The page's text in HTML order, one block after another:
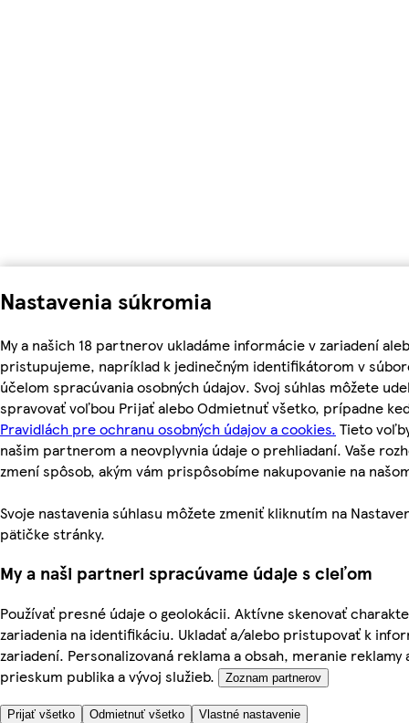
Nastavenia súkromia
My a našich 18 partnerov ukladáme informácie v zariadení
pristupujeme, napríklad k jedinečným identifikátorom v
účelom spracúvania osobných údajov. Svoj súhlas môžete
spravovať voľbou Prijať alebo Odmietnuť všetko, prípadne
Pravidlách pre ochranu osobných údajov a cookies. Tieto
našim partnerom a neovplyvnia údaje o prehliadaní. Vaše
zmení spôsob, akým vám prispôsobíme nakupovanie na
Svoje nastavenia súhlasu môžete zmeniť kliknutím na
pätičke stránky.
My a naši partneri spracúvame údaje s cieľom
Používať presné údaje o geolokácii. Aktívne skenovať
zariadenia na identifikáciu. Ukladať a/alebo pristupovať k
zariadení. Personalizovaná reklama a obsah, meranie reklamy
prieskum publika a vývoj služieb.
Zoznam partnerov
Prijať všetko Odmietnuť všetko Vlastné nastavenie